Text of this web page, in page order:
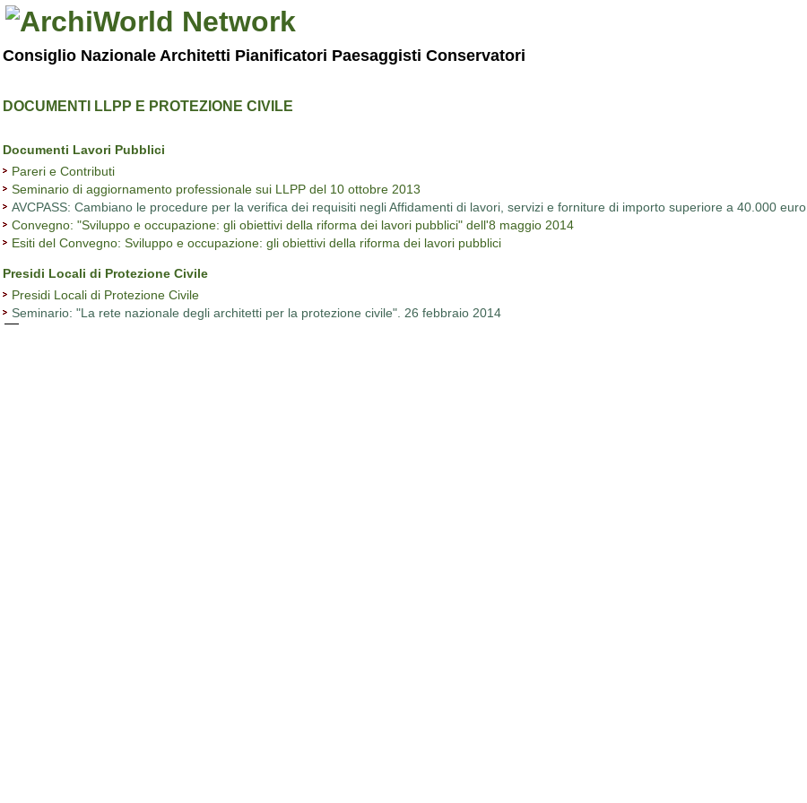
Consiglio Nazionale Architetti Pianificatori Paesaggisti Conservatori
DOCUMENTI LLPP E PROTEZIONE CIVILE
Documenti Lavori Pubblici
Pareri e Contributi
Seminario di aggiornamento professionale sui LLPP del 10 ottobre 2013
AVCPASS: Cambiano le procedure per la verifica dei requisiti negli Affidamenti di lavori, servizi e forniture di importo superiore a 40.000 euro.
Convegno: "Sviluppo e occupazione: gli obiettivi della riforma dei lavori pubblici" dell'8 maggio 2014
Esiti del Convegno: Sviluppo e occupazione: gli obiettivi della riforma dei lavori pubblici
Presidi Locali di Protezione Civile
Presidi Locali di Protezione Civile
Seminario: "La rete nazionale degli architetti per la protezione civile". 26 febbraio 2014